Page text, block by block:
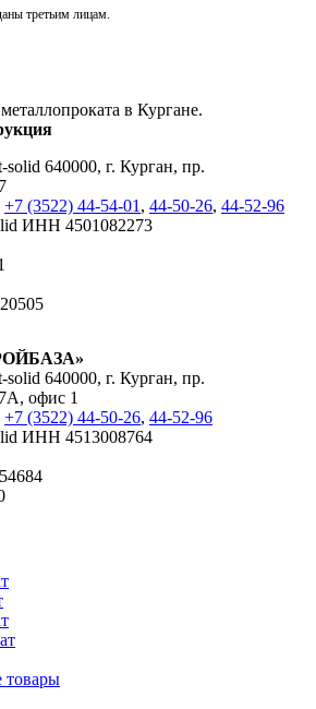
третьим лицам.
в Кургане.
640000, г. Курган, пр.
+7 (3522) 44-54-01 , 44-50-26, 44-52-96
ИНН 4501082273
640000, г. Курган, пр.
офис 1
+7 (3522) 44-50-26, 44-52-96
ИНН 4513008764
товары